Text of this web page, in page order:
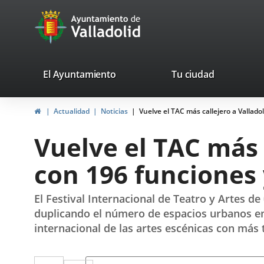
Portal
Web
Ayuntamiento
de
valladolid.es
El Ayuntamiento Tu ciudad
InicioActualidad Noticias Vuelve el TAC más callejero a
Vuelve el TAC
con 196
El Festival Internacional de Teatro y Artes
duplicando el número de espacios urbanos
internacional de las artes escénicas con